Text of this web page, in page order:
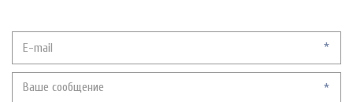
*
*